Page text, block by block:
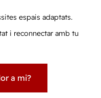
espais adaptats.
i reconnectar amb tu
a mi?